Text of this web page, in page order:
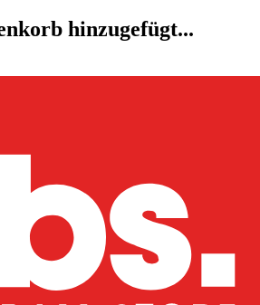
hinzugefügt...